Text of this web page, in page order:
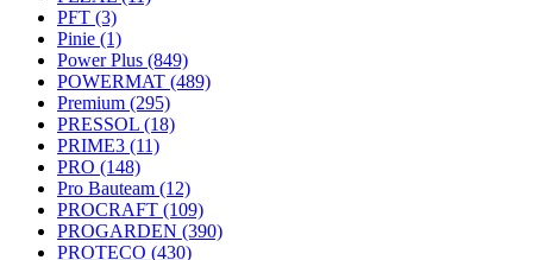
PFT (3)
Pinie (1)
Power Plus (849)
POWERMAT (489)
Premium (295)
PRESSOL (18)
PRIME3 (11)
PRO (148)
Pro Bauteam (12)
PROCRAFT (109)
PROGARDEN (390)
PROTECO (430)